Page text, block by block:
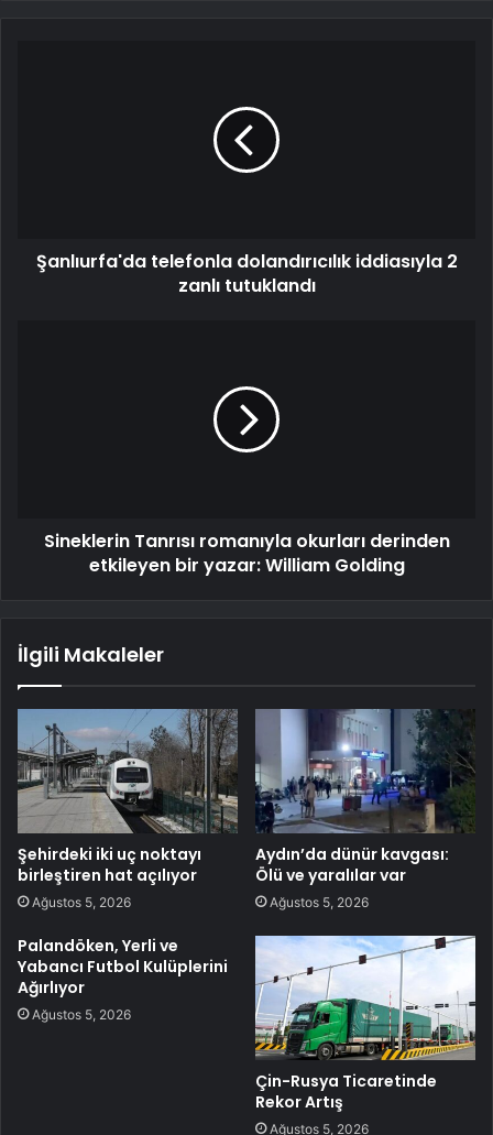
Şanlıurfa'da telefonla dolandırıcılık iddiasıyla 2
zanlı tutuklandı
Sineklerin Tanrısı romanıyla okurları derinden
etkileyen bir yazar: William Golding
İlgili Makaleler
Şehirdeki iki uç noktayı
birleştiren hat açılıyor
Ağustos 5, 2026
Aydın’da dünür kavgası:
Ölü ve yaralılar var
Ağustos 5, 2026
Palandöken, Yerli ve
Yabancı Futbol Kulüplerini
Ağırlıyor
Ağustos 5, 2026
Çin-Rusya Ticaretinde
Rekor Artış
Ağustos 5, 2026